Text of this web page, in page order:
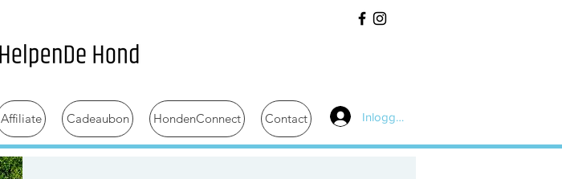
Affiliate Cadeaubon HondenConnect Contact Inloggen